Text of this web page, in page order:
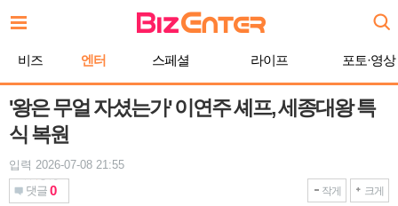
문
비즈 엔터 스페셜 라이프 포토·영상
'왕은 무얼 자셨는가' 이연주 셰프, 세종대왕 특
식 복원
입력 2026-07-08 21:55
댓글 0 작게 크게